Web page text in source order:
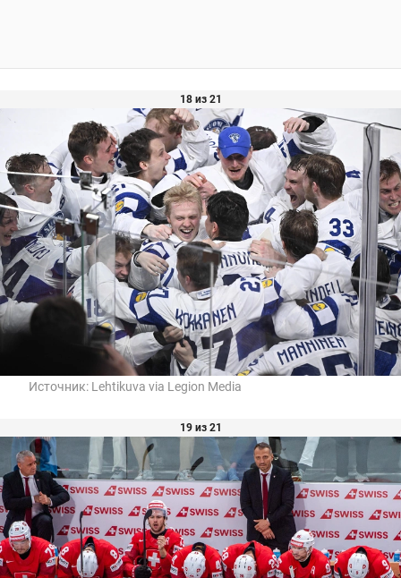
18 из 21
Источник: Lehtikuva via Legion Media
19 из 21